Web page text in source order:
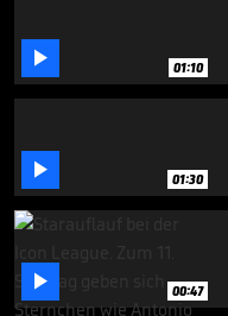
 01:10
 01:30
 00:47